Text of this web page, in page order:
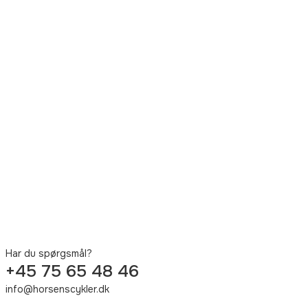
Har du spørgsmål?
+45 75 65 48 46
info@horsenscykler.dk